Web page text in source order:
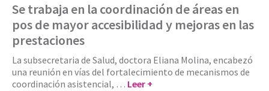
Se trabaja en la coordinación de áreas en
pos de mayor accesibilidad y mejoras en las
prestaciones
La subsecretaria de Salud, doctora Eliana Molina, encabezó
una reunión en vías del fortalecimiento de mecanismos de
coordinación asistencial, … Leer +